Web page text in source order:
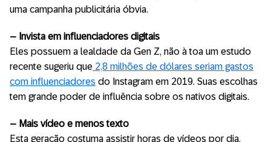
uma campanha publicitária óbvia.
– Invista em influenciadores digitais
Eles possuem a lealdade da Gen Z, não à toa um estudo
recente sugeriu que 2,8 milhões de dólares seriam gastos
com influenciadores do Instagram em 2019. Suas escolhas
tem grande poder de influência sobre os nativos digitais.
– Mais vídeo e menos texto
Esta geração costuma assistir horas de vídeos por dia,